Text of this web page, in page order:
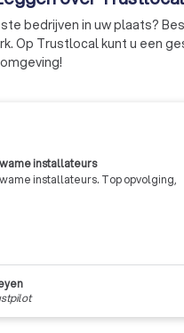
bedrijven in uw plaats?
Op Trustlocal kunt u een
installateurs
installateurs. Top opvolging,